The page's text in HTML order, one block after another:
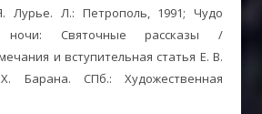
Лурье. Л.: Петрополь, 1991; Чудо
ночи: Святочные рассказы /
и вступительная статья Е. В.
Барана. СПб.: Художественная